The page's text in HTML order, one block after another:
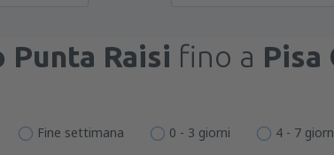
Punta Raisi fino a Pisa
Fine settimana 0 - 3 giorni 4 - 7